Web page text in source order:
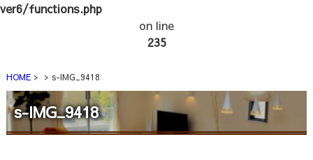
ver6/functions.php
on line
235
HOME s-IMG_9418
s-IMG_9418